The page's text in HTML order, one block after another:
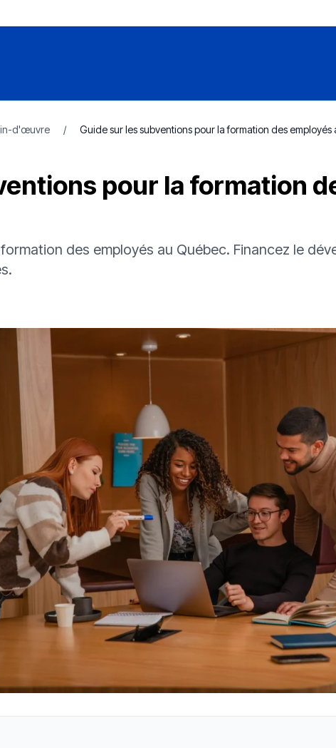
d'œuvre / Guide sur les subventions pour la formation des employés
pour la formation
des employés au Québec. Financez le